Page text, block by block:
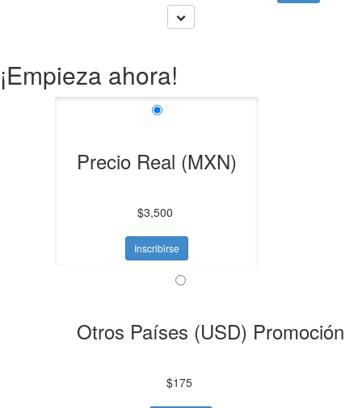
¡Empieza ahora!
Precio Real (MXN)
$3,500
Inscribirse
Otros Países (USD) Promoción
$175